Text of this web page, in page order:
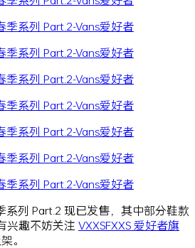
系列 Part.2 现已发售，其中部分鞋款
兴趣不妨关注 VXXSFXXS 爱好者旗
。